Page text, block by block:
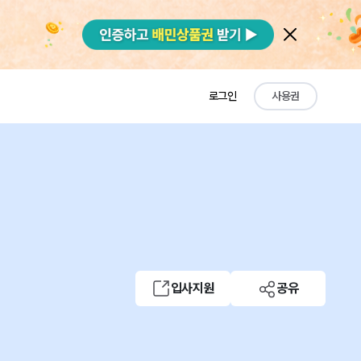
로그인 사용권
입사지원 공유